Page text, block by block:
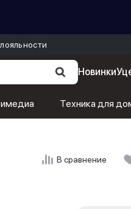
Новинки
Техника для
В сравнение